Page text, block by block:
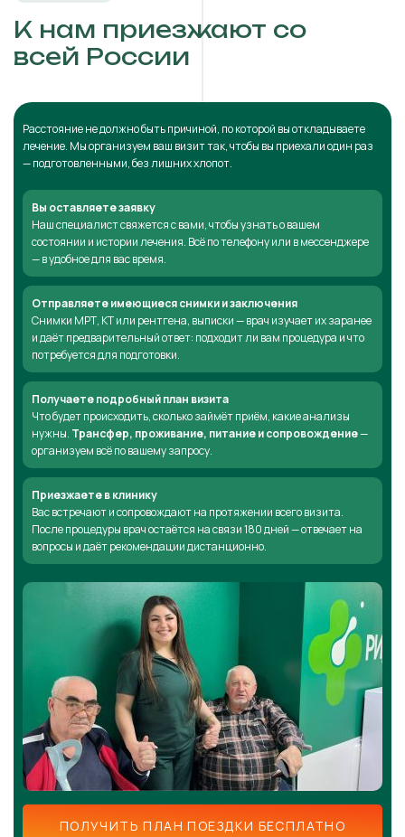
К нам приезжают со
всей России
Расстояние не должно быть причиной, по которой вы откладываете
лечение. Мы организуем ваш визит так, чтобы вы приехали один раз
— подготовленными, без лишних хлопот.
Вы оставляете заявку
Наш специалист свяжется с вами, чтобы узнать о вашем
состоянии и истории лечения. Всё по телефону или в мессенджере
— в удобное для вас время.
Отправляете имеющиеся снимки и заключения
Снимки МРТ, КТ или рентгена, выписки — врач изучает их заранее
и даёт предварительный ответ: подходит ли вам процедура и что
потребуется для подготовки.
Получаете подробный план визита
Что будет происходить, сколько займёт приём, какие анализы
нужны. Трансфер, проживание, питание и сопровождение—
организуем всё по вашему запросу.
Приезжаете в клинику
Вас встречают и сопровождают на протяжении всего визита.
После процедуры врач остаётся на связи 180 дней — отвечает на
вопросы и даёт рекомендации дистанционно.
ПОЛУЧИТЬ ПЛАН ПОЕЗДКИ БЕСПЛАТНО